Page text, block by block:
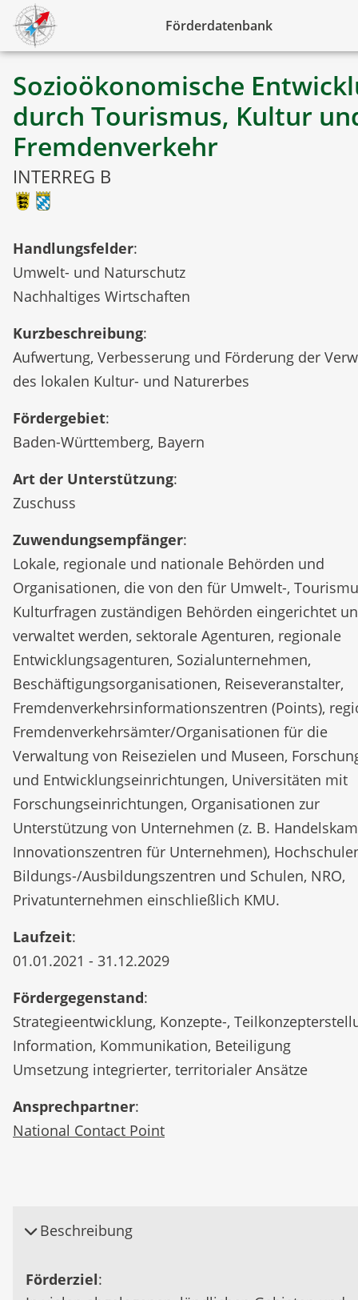
Förderdatenbank
Sozioökonomische
durch Tourismus, Kultur
Fremdenverkehr
INTERREG B
Handlungsfelder:
Umwelt- und Naturschutz
Nachhaltiges Wirtschaften
Kurzbeschreibung:
Aufwertung, Verbesserung und Förderung der
des lokalen Kultur- und Naturerbes
Fördergebiet:
Baden-Württemberg, Bayern
Art der Unterstützung:
Zuschuss
Zuwendungsempfänger:
Lokale, regionale und nationale Behörden und
Organisationen, die von den für Umwelt-,
Kulturfragen zuständigen Behörden eingerichtet
verwaltet werden, sektorale Agenturen, regionale
Entwicklungsagenturen, Sozialunternehmen,
Beschäftigungsorganisationen, Reiseveranstalter,
Fremdenverkehrsinformationszentren (Points),
Fremdenverkehrsämter/Organisationen für die
Verwaltung von Reisezielen und Museen,
und Entwicklungseinrichtungen, Universitäten mit
Forschungseinrichtungen, Organisationen zur
Unterstützung von Unternehmen (z. B.
Innovationszentren für Unternehmen),
Bildungs-/Ausbildungszentren und Schulen, NRO,
Privatunternehmen einschließlich KMU.
Laufzeit:
01.01.2021 - 31.12.2029
Fördergegenstand:
Strategieentwicklung, Konzepte-,
Information, Kommunikation, Beteiligung
Umsetzung integrierter, territorialer Ansätze
Ansprechpartner:
National Contact Point
Beschreibung
Förderziel: